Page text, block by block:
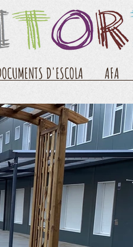
D'ESCOLA AFA